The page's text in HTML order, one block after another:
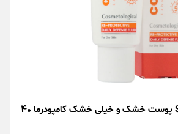
کرم ضد آفتاب SPF50 پوست خشک و خیلی خشک کامپودرما 40